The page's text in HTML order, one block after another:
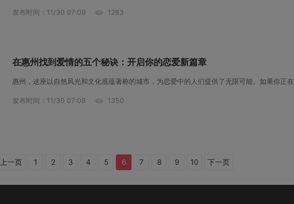
发布时间：11/30 07:09 1283
在惠州找到爱情的五个秘诀：开启你的恋爱新篇章
发布时间：11/30 07:08 1350
上一页 1 2 3 4 5 6 7 8 9 10 下一页